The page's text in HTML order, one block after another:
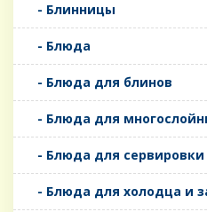
- Блинницы
- Блюда
- Блюда для блинов
- Блюда для
- Блюда для сервировки
- Блюда для холодца и